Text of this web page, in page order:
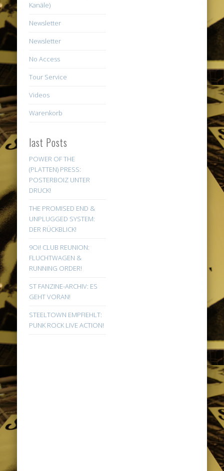
Kanäle)
Newsletter
Newsletter
No Access
Tour Service
Videos
Warenkorb
last Posts
POWER OF THE
(PLATTEN) PRESS:
POSTERBOIZ UNTER
DRUCK!
THE PROMISED END &
UNPLUGGED SYSTEM:
DER RÜCKBLICK!
9Oi! CLUB REUNION:
FLUCHTWAGEN &
RUNNING ORDER!
ST FANZINE-ARCHIV: ES
GEHT VORAN!
STEELTOWN EMPFIEHLT:
PUNK ROCK LIVE ACTION!